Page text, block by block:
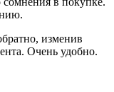
изменив
Очень удобно.